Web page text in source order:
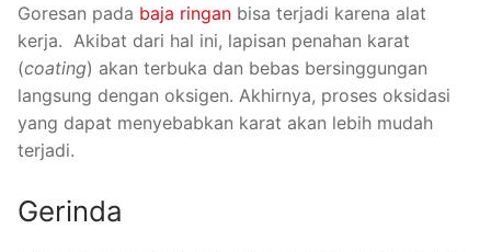
Goresan pada baja ringan bisa terjadi karena alat
kerja. Akibat dari hal ini, lapisan penahan karat
(coating) akan terbuka dan bebas bersinggungan
langsung dengan oksigen. Akhirnya, proses oksidasi
yang dapat menyebabkan karat akan lebih mudah
terjadi.
Gerinda